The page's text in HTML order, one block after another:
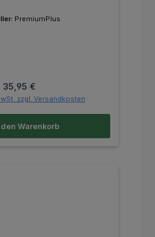
PremiumPlus
Regulärer Preis:
35,95 €
zzgl. Versandkosten
den Warenkorb